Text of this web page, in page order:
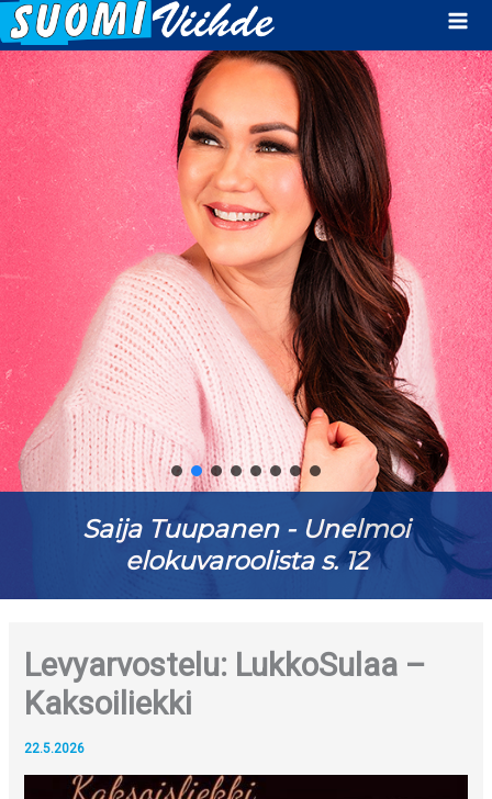
Saija Tuupanen - Unelmoi
elokuvaroolista s. 12
Levyarvostelu: LukkoSulaa –
Kaksoiliekki
22.5.2026